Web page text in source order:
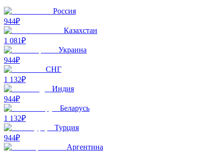
Россия
944₽
Казахстан
1 081₽
Украина
944₽
СНГ
1 132₽
Индия
944₽
Беларусь
1 132₽
Турция
944₽
Аргентина